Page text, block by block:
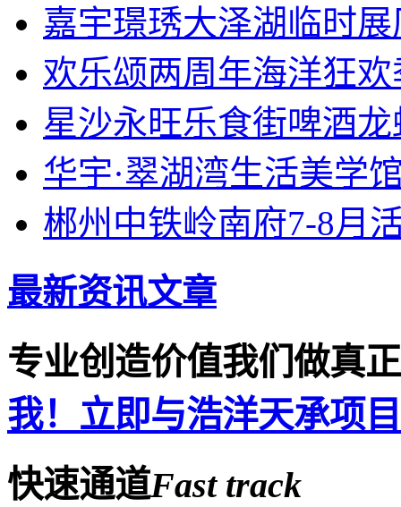
嘉宇璟琇大泽湖临时
欢乐颂两周年海洋狂欢
星沙永旺乐食街啤酒
华宇·翠湖湾生活美学
郴州中铁岭南府7-8月
最新资讯文章
专业创造价值我们做真
我！立即与浩洋天承项
快速通道Fast track